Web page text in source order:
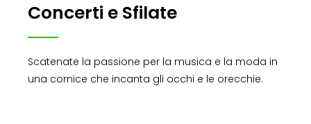
Concerti e Sfilate
Scatenate la passione per la musica e la moda in
una cornice che incanta gli occhi e le orecchie.